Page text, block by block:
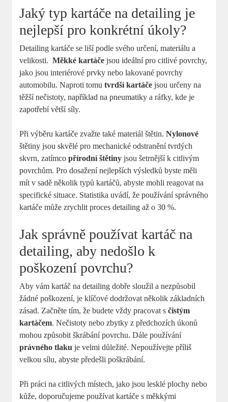
Jaký typ ‍kartáče na detailing je​
nejlepší pro‌ konkrétní úkoly?
Detailing kartáče se ‍liší podle ‍svého určení, materiálu⁤ a
velikosti. ⁣Měkké kartáče jsou ideální pro citlivé povrchy,
jako jsou ⁢interiérové prvky nebo lakované povrchy
automobilu. ‍Naproti tomutvrdší kartáče jsou určeny na
těžší nečistoty, například‍ na pneumatiky a ⁤ráfky, ​kde‌ je
zapotřebí větší ‍síly. ‍
Při výběru kartáče⁣ zvažte⁤ také⁤ materiál ‍štětin.Nylonové
štětiny ⁢jsou skvělé pro mechanické odstranění tvrdých
skvrn, zatímcopřírodní štětiny jsou šetrnější k citlivým
⁣povrchům.⁣ Pro dosažení nejlepších výsledků byste měli
‍mít v‍ sadě ‌několik typů‍ kartáčů, ⁣abyste mohli⁣ reagovat na
specifické ⁣situace. Statistika uvádí, ‍že používání správného
kartáče může zrychlit proces detailing až o 30 %.
Jak ‌správně používat ⁢kartáč​ na
detailing, aby ‍nedošlo k
poškození povrchu?
Aby vám kartáč na⁣ detailing dobře sloužil a nezpůsobil
žádné poškození,​ je klíčové dodržovat několik ⁤základních
zásad. Začněte ⁣tím,⁤ že⁣ budete vždy‍ pracovat sčistým
‍kartáčem. Nečistoty nebo zbytky z předchozích úkonů
mohou způsobit škrábání povrchu. Dále ‌používání
právného tlaku je velmi‌ důležité. Nepoužívejte příliš
velkou sílu, abyste⁢ předešli poškrábání.
Při práci⁤ na‍ citlivých místech, jako jsou lesklé ‌plochy nebo
kůže, doporučujeme⁤ používat kartáče s​ měkkými ​